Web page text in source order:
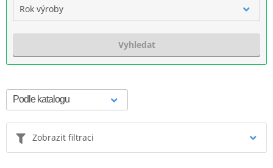
Rok výroby
Vyhledat
Zobrazit filtraci